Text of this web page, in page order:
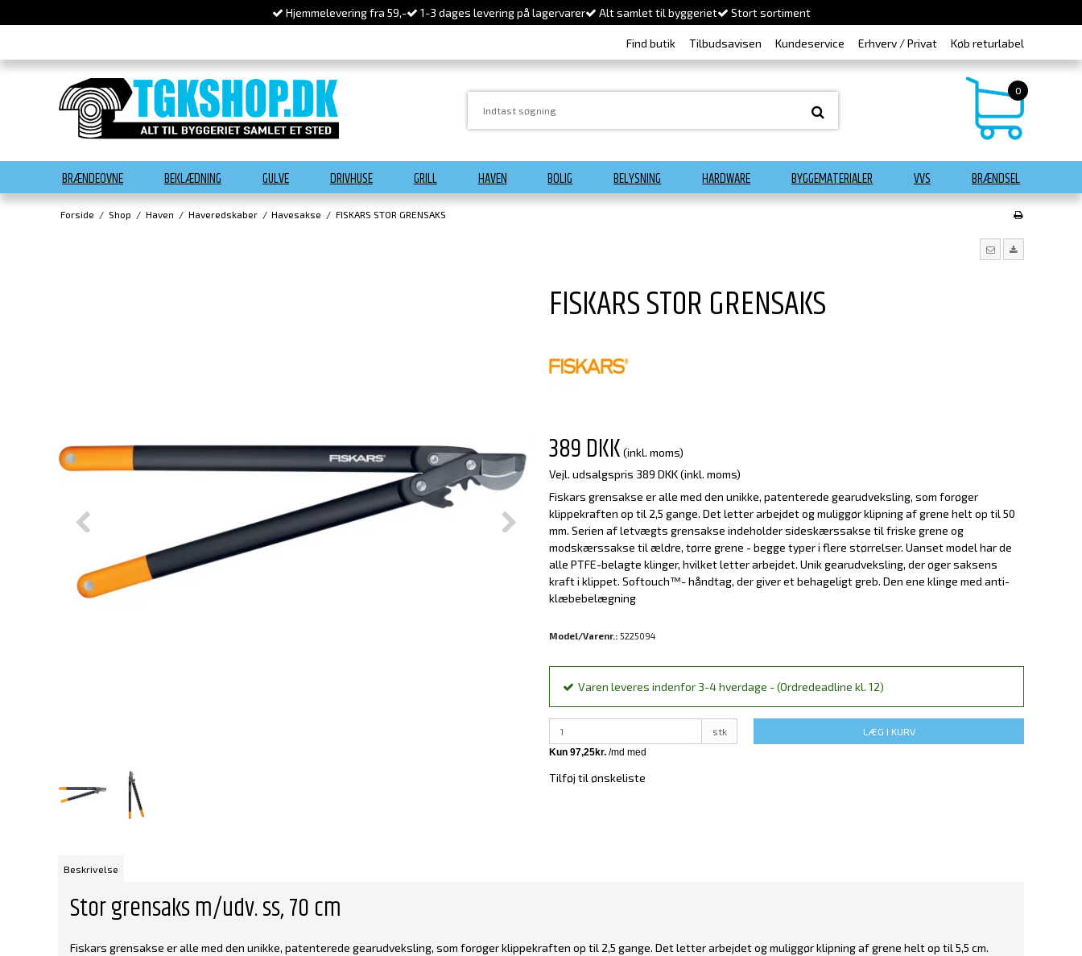
Hjemmelevering fra 59,- 1-3 dages levering på lagervarer Alt samlet til byggeriet Stort sortiment
Find butik Tilbudsavisen Kundeservice Erhverv / Privat Køb returlabel
0
BRÆNDEOVNE BEKLÆDNING GULVE DRIVHUSE GRILL HAVEN BOLIG BELYSNING HARDWARE BYGGEMATERIALER VVS BRÆNDSEL
Forside / Shop / Haven / Haveredskaber / Havesakse / FISKARS STOR GRENSAKS
FISKARS STOR GRENSAKS
389 DKK (inkl. moms)
Vejl. udsalgspris 389 DKK(inkl. moms)
Fiskars grensakse er alle med den unikke, patenterede gearudveksling, som forøger
klippekraften op til 2,5 gange. Det letter arbejdet og muliggør klipning af grene helt op til 50
mm. Serien af letvægts grensakse indeholder sideskærssakse til friske grene og
modskærssakse til ældre, tørre grene - begge typer i flere størrelser. Uanset model har de
alle PTFE-belagte klinger, hvilket letter arbejdet. Unik gearudveksling, der øger saksens
kraft i klippet. Softouch™- håndtag, der giver et behageligt greb. Den ene klinge med anti-
klæbebelægning
Model/Varenr.: 5225094
Varen leveres indenfor 3-4 hverdage - (Ordredeadline kl. 12)
stk LÆG I KURV
Tilføj til ønskeliste
Beskrivelse
Stor grensaks m/udv. ss, 70 cm
Fiskars grensakse er alle med den unikke, patenterede gearudveksling, som forøger klippekraften op til 2,5 gange. Det letter arbejdet og muliggør klipning af grene helt op til 5,5 cm.